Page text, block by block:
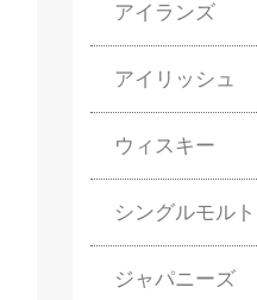
アイランズ
アイリッシュ
ウィスキー
シングルモルト
ジャパニーズ